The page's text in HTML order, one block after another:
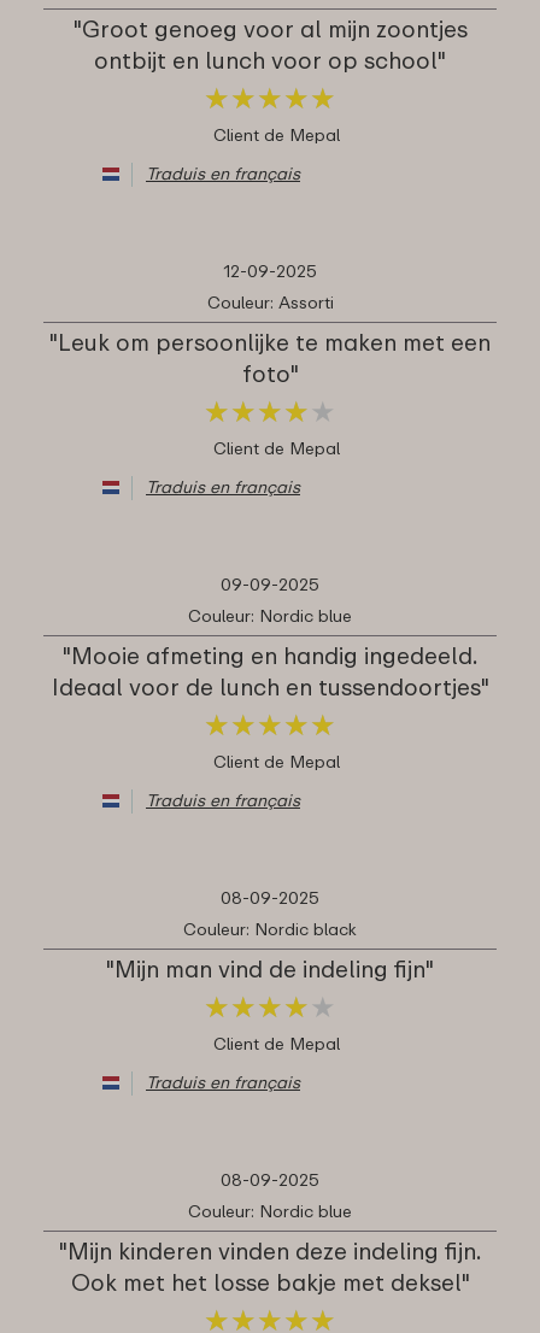
"Groot genoeg voor al mijn zoontjes
ontbijt en lunch voor op school"
★★★★★
★★★★★
Client de Mepal
Traduis en français
12-09-2025
Couleur: Assorti
"Leuk om persoonlijke te maken met een
foto"
★★★★ ★
★★★★ ★
Client de Mepal
Traduis en français
09-09-2025
Couleur: Nordic blue
"Mooie afmeting en handig ingedeeld.
Ideaal voor de lunch en tussendoortjes"
★★★★★
★★★★★
Client de Mepal
Traduis en français
08-09-2025
Couleur: Nordic black
"Mijn man vind de indeling fijn"
★★★★ ★
★★★★ ★
Client de Mepal
Traduis en français
08-09-2025
Couleur: Nordic blue
"Mijn kinderen vinden deze indeling fijn.
Ook met het losse bakje met deksel"
★★★★★
★★★★★